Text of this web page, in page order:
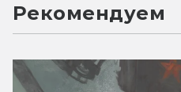
Рекомендуем